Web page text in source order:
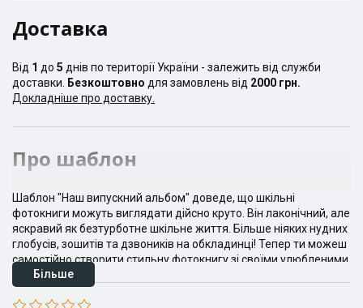
Доставка
Від 1 до 5 днів по території України - залежить від служби
доставки.
Безкоштовно для замовлень від 2000 грн.
Докладніше про доставку.
Про шаблон
Шаблон "Наш випускний альбом" доведе, що шкільні
фотокниги можуть виглядати дійсно круто. Він лаконічний, але
яскравий як безтурботне шкільне життя. Більше ніяких нудних
глобусів, зошитів та дзвоників на обкладинці! Тепер ти можеш
самостійно створити стильну фотокнигу зі своїми улюбленими
фотографіями.
Більше